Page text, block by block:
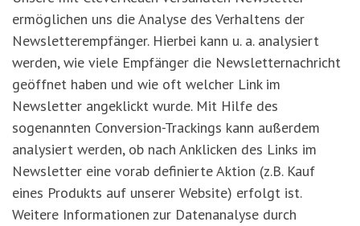
ermöglichen uns die Analyse des Verhaltens der
Newsletterempfänger. Hierbei kann u. a. analysiert
werden, wie viele Empfänger die Newsletternachricht
geöffnet haben und wie oft welcher Link im
Newsletter angeklickt wurde. Mit Hilfe des
sogenannten Conversion-Trackings kann außerdem
analysiert werden, ob nach Anklicken des Links im
Newsletter eine vorab definierte Aktion (z.B. Kauf
eines Produkts auf unserer Website) erfolgt ist.
Weitere Informationen zur Datenanalyse durch